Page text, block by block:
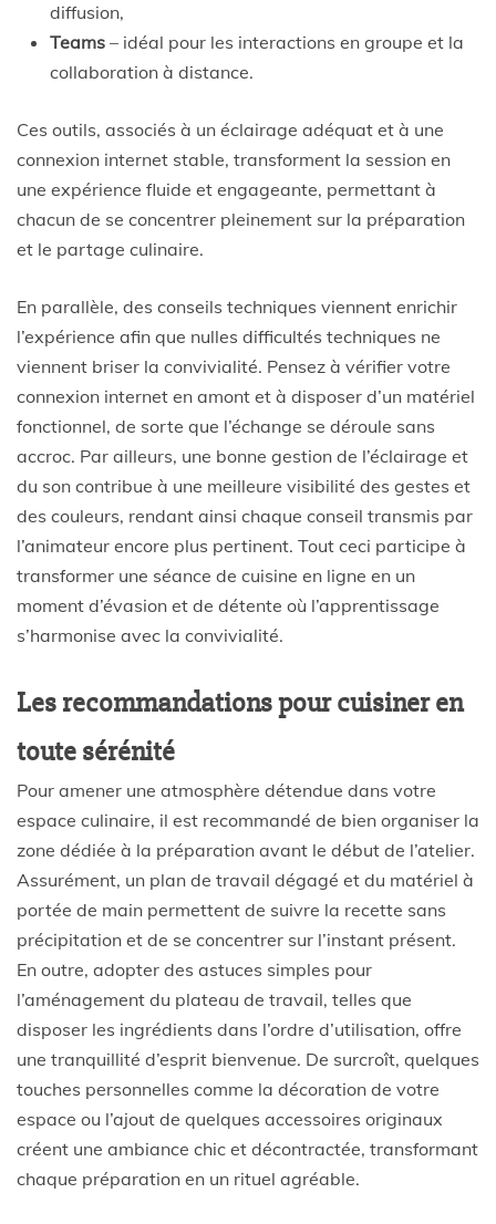
diffusion,
Teams – idéal pour les interactions en groupe et la
collaboration à distance.
Ces outils, associés à un éclairage adéquat et à une
connexion internet stable, transforment la session en
une expérience fluide et engageante, permettant à
chacun de se concentrer pleinement sur la préparation
et le partage culinaire.
En parallèle, des conseils techniques viennent enrichir
l’expérience afin que nulles difficultés techniques ne
viennent briser la convivialité. Pensez à vérifier votre
connexion internet en amont et à disposer d’un matériel
fonctionnel, de sorte que l’échange se déroule sans
accroc. Par ailleurs, une bonne gestion de l’éclairage et
du son contribue à une meilleure visibilité des gestes et
des couleurs, rendant ainsi chaque conseil transmis par
l’animateur encore plus pertinent. Tout ceci participe à
transformer une séance de cuisine en ligne en un
moment d’évasion et de détente où l’apprentissage
s’harmonise avec la convivialité.
Les recommandations pour cuisiner en
toute sérénité
Pour amener une atmosphère détendue dans votre
espace culinaire, il est recommandé de bien organiser la
zone dédiée à la préparation avant le début de l’atelier.
Assurément, un plan de travail dégagé et du matériel à
portée de main permettent de suivre la recette sans
précipitation et de se concentrer sur l’instant présent.
En outre, adopter des astuces simples pour
l’aménagement du plateau de travail, telles que
disposer les ingrédients dans l’ordre d’utilisation, offre
une tranquillité d’esprit bienvenue. De surcroît, quelques
touches personnelles comme la décoration de votre
espace ou l’ajout de quelques accessoires originaux
créent une ambiance chic et décontractée, transformant
chaque préparation en un rituel agréable.